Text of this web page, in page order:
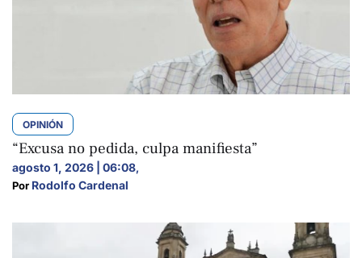
OPINIÓN
“Excusa no pedida, culpa manifiesta”
agosto 1, 2026 | 06:08,
Por Rodolfo Cardenal